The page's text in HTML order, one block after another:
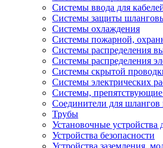
Системы ввода для
Системы защиты
Системы охлаждения
Системы пожарной,
Системы распределения
Системы распределения
Системы скрытой
Системы электрических
Системы, препятствующие
Соединители для шлангов
Трубы
Установочные
Устройства безопасности
Устройства заземления,